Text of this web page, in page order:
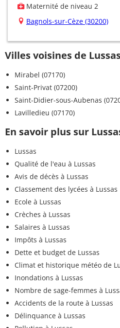
Maternité de niveau 2
Bagnols-sur-Cèze (30200)
Villes voisines de
Mirabel (07170)
Saint-Privat (07200)
Saint-Didier-sous-Aubenas
Lavilledieu (07170)
En savoir plus sur
Lussas
Qualité de l'eau à Lussas
Avis de décès à Lussas
Classement des lycées à Lussas
Ecole à Lussas
Crèches à Lussas
Salaires à Lussas
Impôts à Lussas
Dette et budget de Lussas
Climat et historique météo de
Inondations à Lussas
Nombre de sage-femmes à
Accidents de la route à Lussas
Délinquance à Lussas